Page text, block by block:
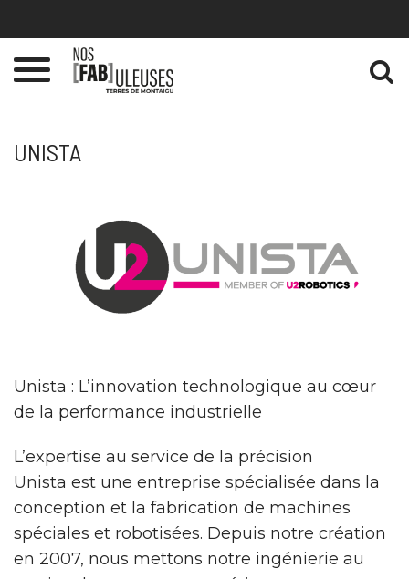
Toggle
UNISTA
Unista : L’innovation technologique au cœur
de la performance industrielle
L’expertise au service de la précision
Unista est une entreprise spécialisée dans la
conception et la fabrication de machines
spéciales et robotisées. Depuis notre création
en 2007, nous mettons notre ingénierie au